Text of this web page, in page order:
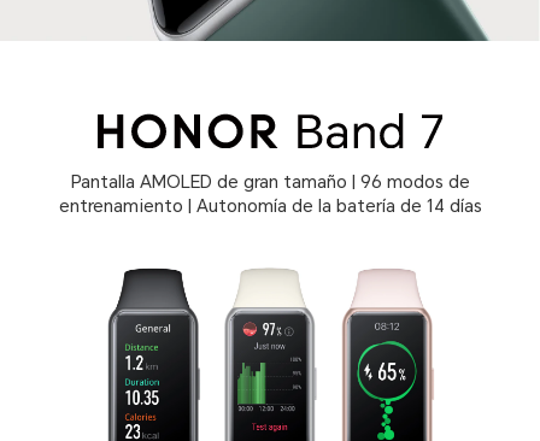
Pantalla AMOLED de gran tamaño | 96 modos de
entrenamiento | Autonomía de la batería de 14 días